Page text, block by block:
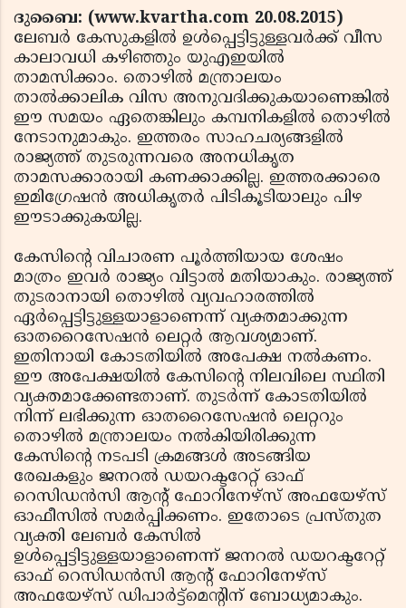
ദുബൈ: (www.kvartha.com 20.08.2015)
ലേബര്‍ കേസുകളില്‍ ഉള്‍പ്പെട്ടിട്ടുള്ളവര്‍ക്ക് വീസ
കാലാവധി കഴിഞ്ഞും യുഎഇയില്‍
താമസിക്കാം. തൊഴില്‍ മന്ത്രാലയം
താല്‍ക്കാലിക വിസ അനുവദിക്കുകയാണെങ്കില്‍
ഈ സമയം ഏതെങ്കിലും കമ്പനികളില്‍ തൊഴില്‍
നേടാനുമാകും. ഇത്തരം സാഹചര്യങ്ങളില്‍
രാജ്യത്ത് തുടരുന്നവരെ അനധികൃത
താമസക്കാരായി കണക്കാക്കില്ല. ഇത്തരക്കാരെ
ഇമിഗ്രേഷന്‍ അധികൃതര്‍ പിടികൂടിയാലും പിഴ
ഈടാക്കുകയില്ല.
കേസിന്റെ വിചാരണ പൂര്‍ത്തിയായ ശേഷം
മാത്രം ഇവര്‍ രാജ്യം വിട്ടാല്‍ മതിയാകും. രാജ്യത്ത്
തുടരാനായി തൊഴില്‍ വ്യവഹാരത്തില്‍
ഏര്‍പ്പെട്ടിട്ടുള്ളയാളാണെന്ന് വ്യക്തമാക്കുന്ന
ഓതറൈസേഷന്‍ ലെറ്റര്‍ ആവശ്യമാണ്.
ഇതിനായി കോടതിയില്‍ അപേക്ഷ നല്‍കണം.
ഈ അപേക്ഷയില്‍ കേസിന്റെ നിലവിലെ സ്ഥിതി
വ്യക്തമാക്കേണ്ടതാണ്. തുടര്‍ന്ന് കോടതിയില്‍
നിന്ന് ലഭിക്കുന്ന ഓതറൈസേഷന്‍ ലെറ്ററും
തൊഴില്‍ മന്ത്രാലയം നല്‍കിയിരിക്കുന്ന
കേസിന്റെ നടപടി ക്രമങ്ങള്‍ അടങ്ങിയ
രേഖകളും ജനറല്‍ ഡയറക്ടറേറ്റ് ഓഫ്
റെസിഡന്‍സി ആന്റ് ഫോറിനേഴ്‌സ് അഫയേഴ്‌സ്
ഓഫീസില്‍ സമര്‍പ്പിക്കണം. ഇതോടെ പ്രസ്തുത
വ്യക്തി ലേബര്‍ കേസില്‍
ഉള്‍പ്പെട്ടിട്ടുള്ളയാളാണെന്ന് ജനറല്‍ ഡയറക്ടറേറ്റ്
ഓഫ് റെസിഡന്‍സി ആന്റ് ഫോറിനേഴ്‌സ്
അഫയേഴ്‌സ് ഡിപാര്‍ട്ട്‌മെന്റിന് ബോധ്യമാകും.